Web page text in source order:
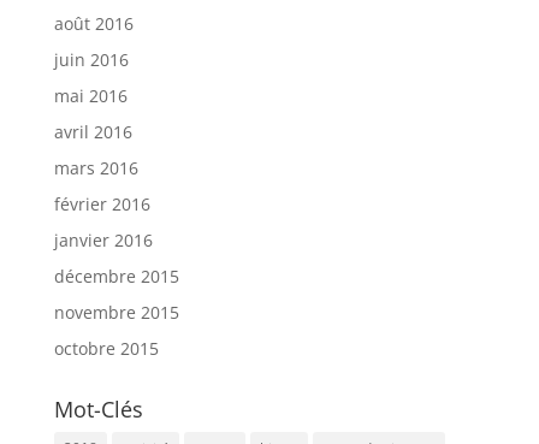
août 2016
juin 2016
mai 2016
avril 2016
mars 2016
février 2016
janvier 2016
décembre 2015
novembre 2015
octobre 2015
Mot-Clés